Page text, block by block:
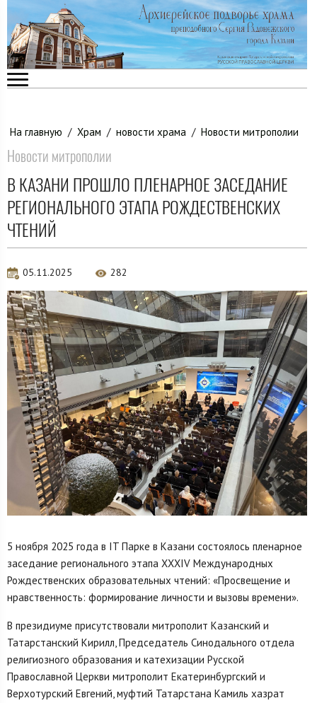
На главную / Храм / новости храма / Новости митрополии
Новости митрополии
В КАЗАНИ ПРОШЛО ПЛЕНАРНОЕ ЗАСЕДАНИЕ
РЕГИОНАЛЬНОГО ЭТАПА РОЖДЕСТВЕНСКИХ
ЧТЕНИЙ
05.11.2025 282
5 ноября 2025 года в IT Парке в Казани состоялось пленарное
заседание регионального этапа ХХХIV Международных
Рождественских образовательных чтений: «Просвещение и
нравственность: формирование личности и вызовы времени».
В президиуме присутствовали митрополит Казанский и
Татарстанский Кирилл, Председатель Синодального отдела
религиозного образования и катехизации Русской
Православной Церкви митрополит Екатеринбургский и
Верхотурский Евгений, муфтий Татарстана Камиль хазрат